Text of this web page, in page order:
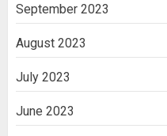
September 2023
August 2023
July 2023
June 2023